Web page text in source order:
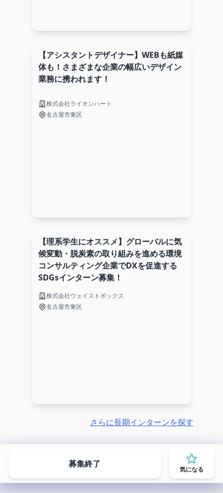
【アシスタントデザイナー】WEBも紙媒
体も！さまざまな企業の幅広いデザイン
業務に携われます！
株式会社ライオンハート
名古屋市東区
【理系学生にオススメ】グローバルに気
候変動・脱炭素の取り組みを進める環境
コンサルティング企業でDXを促進する
SDGsインターン募集！
株式会社ウェイストボックス
名古屋市東区
さらに長期インターンを探す
募集終了
気になる